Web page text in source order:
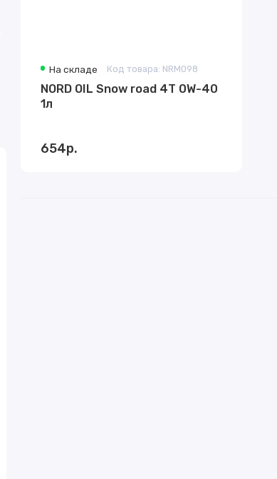
На складе Код товара: NRM098
NORD OIL Snow road 4Т 0W-40
1л
654р.